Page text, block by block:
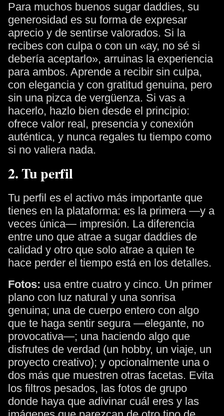
Para muchos buenos sugar daddies, su
generosidad es su forma de expresar
aprecio y de sentirse valorados. Si la
recibes con culpa o con un «ay, no sé si
debería aceptarlo», arruinas la experiencia
para ambos. Aprende a recibir sin culpa,
con elegancia y con gratitud genuina, pero
sin una pizca de vergüenza. Si vas a
hacerlo, hazlo bien desde el principio:
ofrece valor real, presencia y conexión
auténtica, y nunca regales tu tiempo como
si no valiera nada.
2. Tu perfil
Tu perfil es el activo más importante que
tienes en la plataforma: es la primera —y a
veces única— impresión. La diferencia
entre uno que atrae a sugar daddies de
calidad y otro que solo atrae a quien te
hace perder el tiempo está en los detalles.
Fotos: usa entre cuatro y cinco. Un primer
plano con luz natural y una sonrisa
genuina; una de cuerpo entero con algo
que te haga sentir segura —elegante, no
provocativa—; una haciendo algo que
disfrutes de verdad (un hobby, un viaje, un
proyecto creativo); y opcionalmente una o
dos más que muestren otras facetas. Evita
los filtros pesados, las fotos de grupo
donde haya que adivinar cuál eres y las